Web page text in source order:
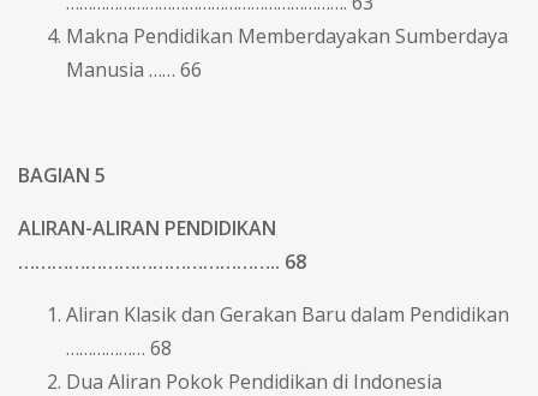
Makna Pendidikan Memberdayakan Sumberdaya
Manusia …… 66
BAGIAN 5
ALIRAN-ALIRAN PENDIDIKAN
……………………………………….. 68
Aliran Klasik dan Gerakan Baru dalam Pendidikan
……………… 68
Dua Aliran Pokok Pendidikan di Indonesia